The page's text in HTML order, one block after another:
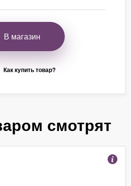
В магазин
Как купить товар?
смотрят